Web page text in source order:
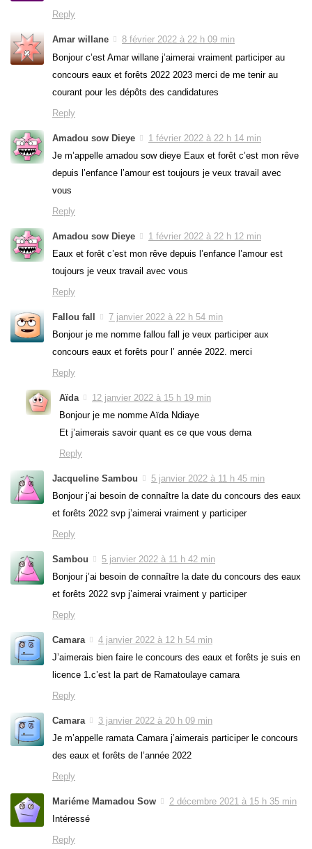
Reply
Amar willane
8 février 2022 à 22 h 09 min
Bonjour c’est Amar willane j’aimerai vraiment participer au
concours eaux et forêts 2022 2023 merci de me tenir au
courant pour les dépôts des candidatures
Reply
Amadou sow Dieye
1 février 2022 à 22 h 14 min
Je m’appelle amadou sow dieye Eaux et forêt c’est mon rêve
depuis l’enfance l’amour est toujours je veux travail avec
vous
Reply
Amadou sow Dieye
1 février 2022 à 22 h 12 min
Eaux et forêt c’est mon rêve depuis l’enfance l’amour est
toujours je veux travail avec vous
Reply
Fallou fall
7 janvier 2022 à 22 h 54 min
Bonjour je me nomme fallou fall je veux participer aux
concours eaux et forêts pour l’ année 2022. merci
Reply
Aïda
12 janvier 2022 à 15 h 19 min
Bonjour je me nomme Aïda Ndiaye
Et j’aimerais savoir quant es ce que vous dema
Reply
Jacqueline Sambou
5 janvier 2022 à 11 h 45 min
Bonjour j’ai besoin de connaître la date du concours des eaux
et forêts 2022 svp j’aimerai vraiment y participer
Reply
Sambou
5 janvier 2022 à 11 h 42 min
Bonjour j’ai besoin de connaître la date du concours des eaux
et forêts 2022 svp j’aimerai vraiment y participer
Reply
Camara
4 janvier 2022 à 12 h 54 min
J’aimerais bien faire le concours des eaux et forêts je suis en
licence 1.c’est la part de Ramatoulaye camara
Reply
Camara
3 janvier 2022 à 20 h 09 min
Je m’appelle ramata Camara j’aimerais participer le concours
des eaux et forêts de l’année 2022
Reply
Mariéme Mamadou Sow
2 décembre 2021 à 15 h 35 min
Intéressé
Reply